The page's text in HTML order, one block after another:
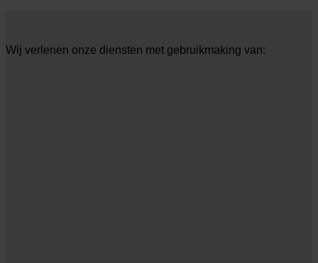
Wij verlenen onze diensten met gebruikmaking van: